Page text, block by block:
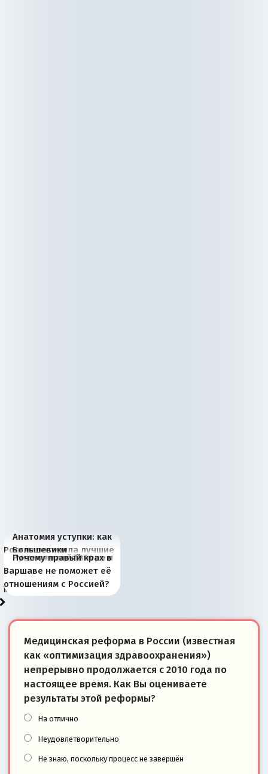
Анатомия уступки: как
Россия потеряла лучшие
рыбопромысловые
районы Баренцева
моря
Большевики
отличаются от «Яблока»
тем, что они -
победители
Киевская марионетка
Запада рассказала о
«переобувании» хозяев
В России назрели
перемены: 15 шагов к
суверенной экономике
Миграционный пожар
Европы
Россия начинает
сбрасывать балласт
Анкориджа
Россия зимой 1904
года: первые уступки во
внутренней политике
Русская нация вчера и
сегодня
Почему правый крах в
Варшаве не поможет её
отношениям с Россией?
Медицинская реформа в России (известная
как «оптимизация здравоохранения»)
непрерывно продолжается с 2010 года по
настоящее время. Как Вы оцениваете
результаты этой реформы?
На отлично
Неудовлетворительно
Не знаю, поскольку процесс не завершён